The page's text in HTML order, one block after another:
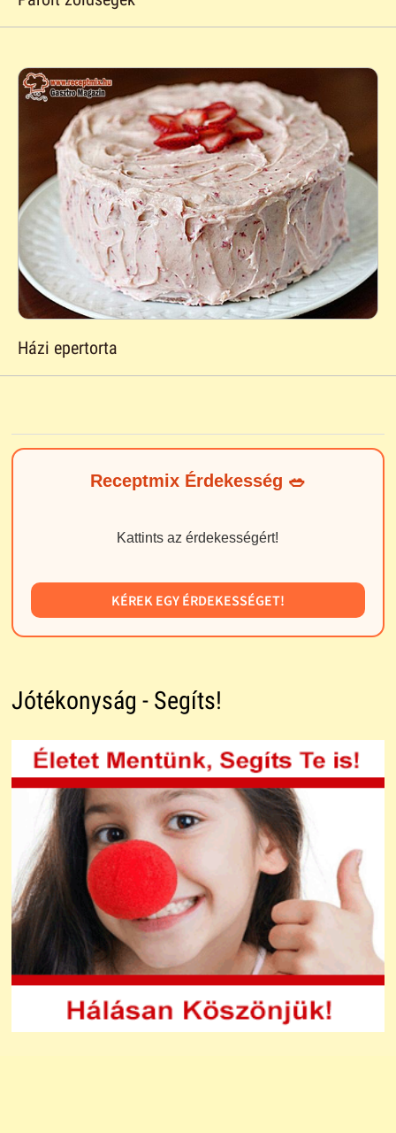
Házi epertorta
Receptmix Érdekesség 🥗
Kattints az érdekességért!
KÉREK EGY ÉRDEKESSÉGET!
Jótékonyság - Segíts!